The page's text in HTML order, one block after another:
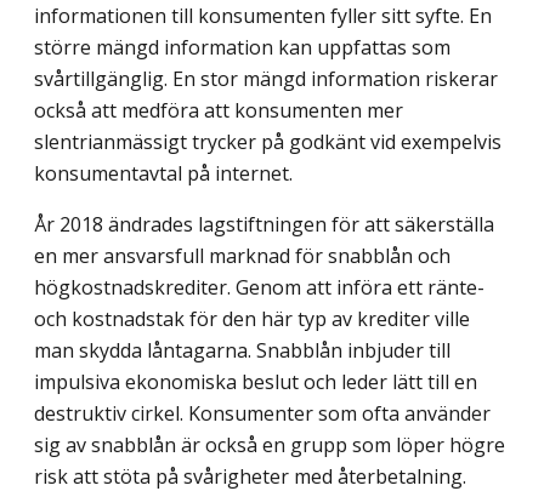
informationen till konsumenten fyller sitt syfte. En
större mängd information kan uppfattas som
svårtillgänglig. En stor mängd information riskerar
också att medföra att konsumenten mer
slentrianmässigt trycker på godkänt vid exempelvis
konsumentavtal på internet.
År 2018 ändrades lagstiftningen för att säkerställa
en mer ansvarsfull marknad för snabblån och
högkostnadskrediter. Genom att införa ett ränte-
och kostnadstak för den här typ av krediter ville
man skydda låntagarna. Snabblån inbjuder till
impulsiva ekonomiska beslut och leder lätt till en
destruktiv cirkel. Konsumenter som ofta använder
sig av snabblån är också en grupp som löper högre
risk att stöta på svårigheter med återbetalning.